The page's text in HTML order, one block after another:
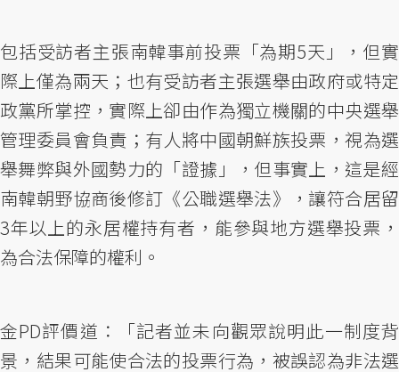
包括受訪者主張南韓事前投票「為期5天」，但實
際上僅為兩天；也有受訪者主張選舉由政府或特定
政黨所掌控，實際上卻由作為獨立機關的中央選舉
管理委員會負責；有人將中國朝鮮族投票，視為選
舉舞弊與外國勢力的「證據」，但事實上，這是經
南韓朝野協商後修訂《公職選舉法》，讓符合居留
3年以上的永居權持有者，能參與地方選舉投票，
為合法保障的權利。
金PD評價道：「記者並未向觀眾說明此一制度背
景，結果可能使合法的投票行為，被誤認為非法選